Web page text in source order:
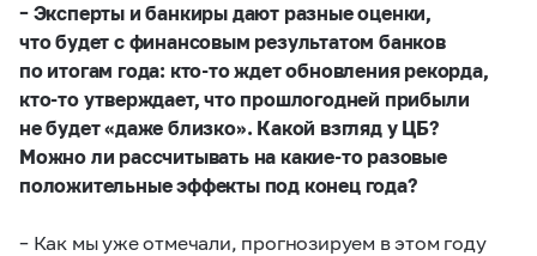
– Эксперты и банкиры дают разные оценки,
что будет с финансовым результатом банков
по итогам года: кто-то ждет обновления рекорда,
кто-то утверждает, что прошлогодней прибыли
не будет «даже близко». Какой взгляд у ЦБ?
Можно ли рассчитывать на какие-то разовые
положительные эффекты под конец года?
– Как мы уже отмечали, прогнозируем в этом году